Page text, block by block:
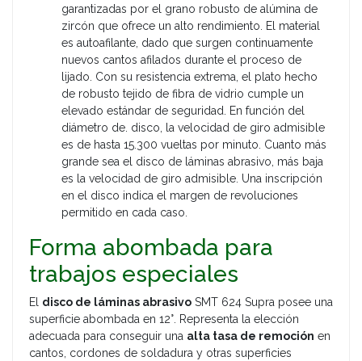
garantizadas por el grano robusto de alúmina de
zircón que ofrece un alto rendimiento. El material
es autoafilante, dado que surgen continuamente
nuevos cantos afilados durante el proceso de
lijado. Con su resistencia extrema, el plato hecho
de robusto tejido de fibra de vidrio cumple un
elevado estándar de seguridad. En función del
diámetro de. disco, la velocidad de giro admisible
es de hasta 15.300 vueltas por minuto. Cuanto más
grande sea el disco de láminas abrasivo, más baja
es la velocidad de giro admisible. Una inscripción
en el disco indica el margen de revoluciones
permitido en cada caso.
Forma abombada para
trabajos especiales
El disco de láminas abrasivo SMT 624 Supra posee una
superficie abombada en 12°. Representa la elección
adecuada para conseguir una alta tasa de remoción en
cantos, cordones de soldadura y otras superficies